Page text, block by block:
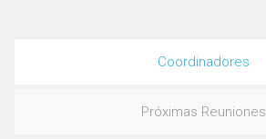
Coordinadores
Próximas Reuniones